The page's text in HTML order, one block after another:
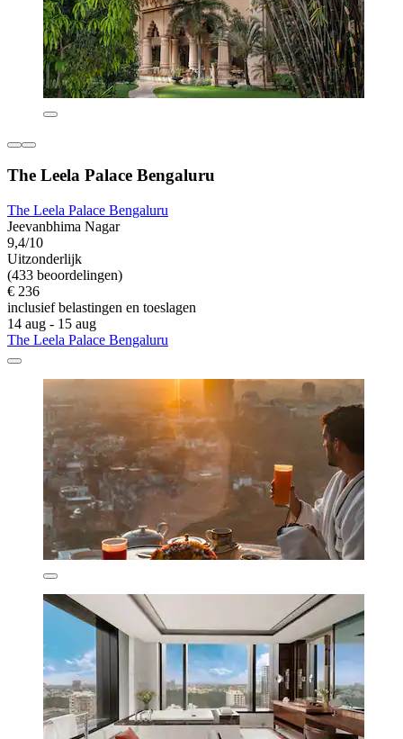
The Leela Palace Bengaluru
The Leela Palace Bengaluru
Jeevanbhima Nagar
9,4/10
Uitzonderlijk
(433 beoordelingen)
€ 236
inclusief belastingen en toeslagen
14 aug - 15 aug
The Leela Palace Bengaluru